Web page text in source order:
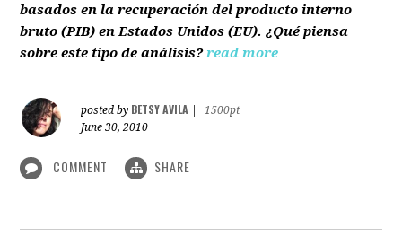
basados en la recuperación del producto interno
bruto(PIB)en Estados Unidos(EU). ¿Qué piensa
sobre este tipo de análisis? read more
posted by BETSY AVILA
1500pt
June 30, 2010
COMMENT SHARE